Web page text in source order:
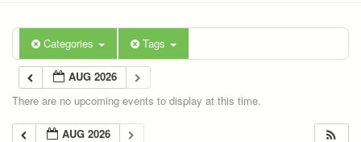
Categories Tags
AUG 2026
There are no upcoming events to display at this time.
AUG 2026